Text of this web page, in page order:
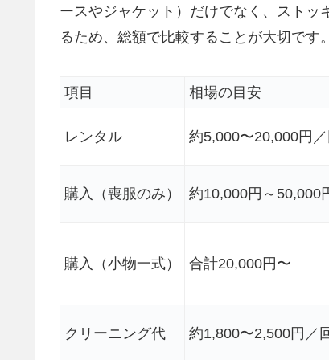
ースやジャケット）だけでなく、スト
るため、総額で比較することが大切です。
項目 相場の目安
レンタル 約5,000〜20,000円／
購入（喪服のみ） 約10,000円～50,000
購入（小物一式） 合計20,000円〜
クリーニング代 約1,800〜2,500円／